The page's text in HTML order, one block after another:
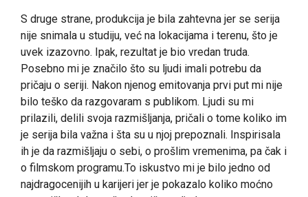
S druge strane, produkcija je bila zahtevna jer se serija
nije snimala u studiju, već na lokacijama i terenu, što je
uvek izazovno. Ipak, rezultat je bio vredan truda.
Posebno mi je značilo što su ljudi imali potrebu da
pričaju o seriji. Nakon njenog emitovanja prvi put mi nije
bilo teško da razgovaram s publikom. Ljudi su mi
prilazili, delili svoja razmišljanja, pričali o tome koliko im
je serija bila važna i šta su u njoj prepoznali. Inspirisala
ih je da razmišljaju o sebi, o prošlim vremenima, pa čak i
o filmskom programu.To iskustvo mi je bilo jedno od
najdragocenijih u karijeri jer je pokazalo koliko moćno